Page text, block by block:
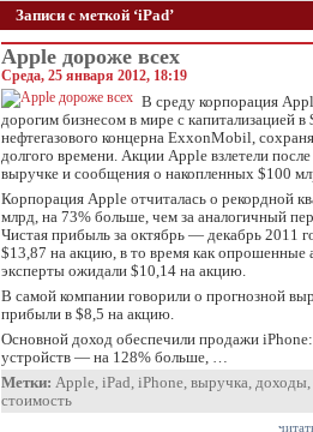
Записи с меткой ‘iPad’
Apple дороже всех
Среда, 25 января 2012, 18:19
В среду корпорация
дорогим бизнесом в мире с капитализацией
нефтегазового концерна ExxonMobil,
долгого времени. Акции Apple взлетели
выручке и сообщения о накопленных $100
Корпорация Apple отчиталась о рекордной
млрд, на 73% больше, чем за аналогичный
Чистая прибыль за октябрь — декабрь 2011
$13,87 на акцию, в то время как опрошенные
эксперты ожидали $10,14 на акцию.
В самой компании говорили о прогнозной
прибыли в $8,5 на акцию.
Основной доход обеспечили продажи
устройств — на 128% больше, …
Метки: Apple, iPad, iPhone, выручка, доходы,
стоимость